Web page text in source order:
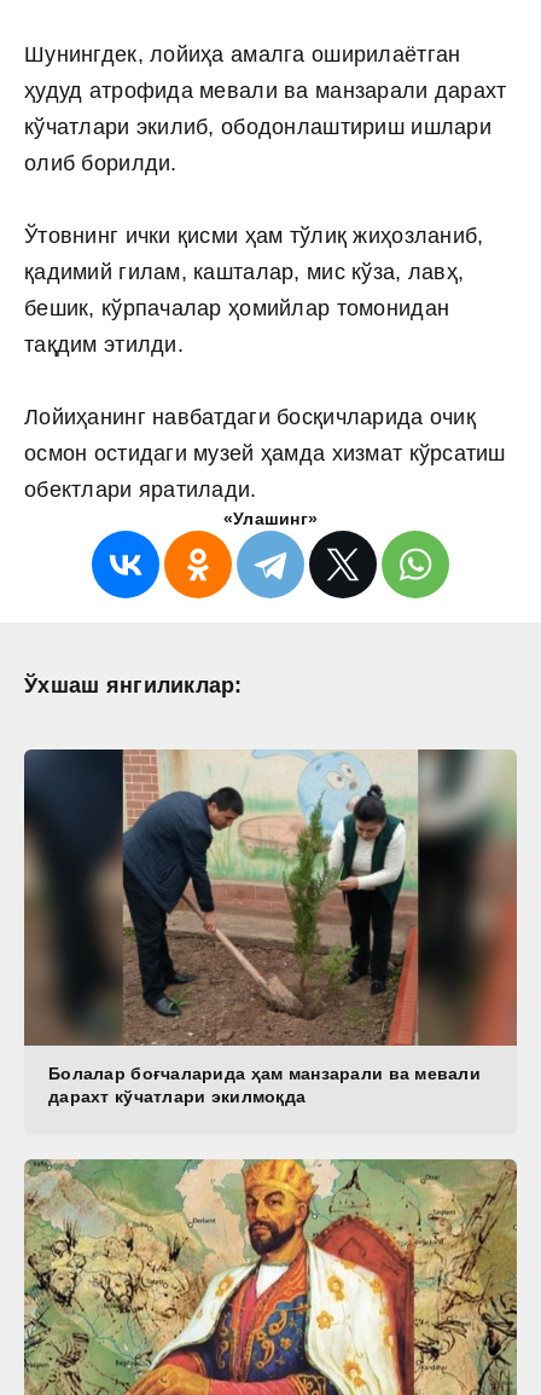
Шунингдек, лойиҳа амалга оширилаётган
ҳудуд атрофида мевали ва манзарали дарахт
кўчатлари экилиб, ободонлаштириш ишлари
олиб борилди.
Ўтовнинг ички қисми ҳам тўлиқ жиҳозланиб,
қадимий гилам, кашталар, мис кўза, лавҳ,
бешик, кўрпачалар ҳомийлар томонидан
тақдим этилди.
Лойиҳанинг навбатдаги босқичларида очиқ
осмон остидаги музей ҳамда хизмат кўрсатиш
обектлари яратилади.
«Улашинг»
Ўхшаш янгиликлар:
Болалар боғчаларида ҳам манзарали ва мевали
дарахт кўчатлари экилмоқда